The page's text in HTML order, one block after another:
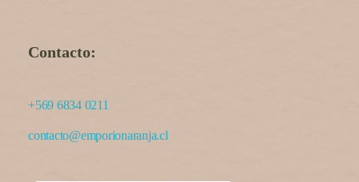
Contacto:
+569 6834 0211
contacto@emporionaranja.cl